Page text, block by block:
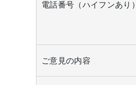
電話番号（ハイフンあり）
ご意見の内容